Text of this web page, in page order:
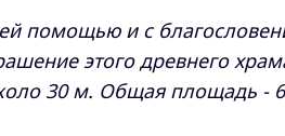
помощью и с
этого древнего
30 м. Общая площадь -